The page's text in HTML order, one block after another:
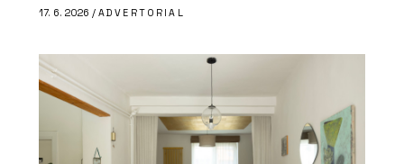
17. 6. 2026 / ADVERTORIAL